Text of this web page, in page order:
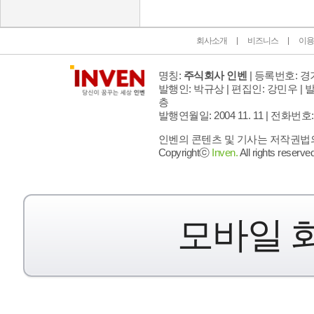
회사소개 비즈니스 이
명칭: 주식회사 인벤 | 등록번호: 경
발행인: 박규상 | 편집인: 강민우 |
층
발행연월일: 2004 11. 11 | 전화번호
인벤의 콘텐츠 및 기사는 저작권
Copyrightⓒ Inven.All rights
모바일